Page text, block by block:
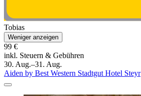
Tobias
Weniger anzeigen
99 €
inkl. Steuern & Gebühren
30. Aug.–31. Aug.
Aiden by Best Western Stadtgut Hotel Steyr